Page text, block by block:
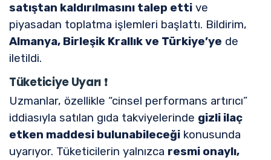
satıştan kaldırılmasını talep etti ve
piyasadan toplatma işlemleri başlattı. Bildirim,
Almanya, Birleşik Krallık ve Türkiye’ye de
iletildi.
Tüketiciye Uyarı ❗
Uzmanlar, özellikle “cinsel performans artırıcı”
iddiasıyla satılan gıda takviyelerinde gizli ilaç
etken maddesi bulunabileceği konusunda
uyarıyor. Tüketicilerin yalnızca resmi onaylı,